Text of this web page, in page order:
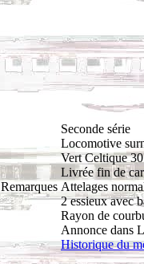
Remarques
Seconde série
Locomotive
Vert Celtique
Livrée fin de
Attelages
2 essieux avec
Rayon de
Annonce dans
Historique du